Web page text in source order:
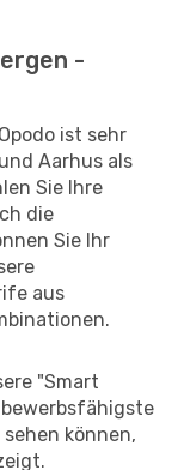
-
ist sehr
Aarhus als
Sie Ihre
die
Sie Ihr
aus
"Smart
können,